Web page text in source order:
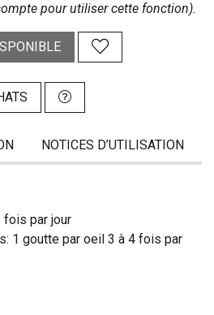
pour utiliser cette fonction).
NOTICES D’UTILISATION
fois par jour
1 goutte par oeil 3 à 4 fois par